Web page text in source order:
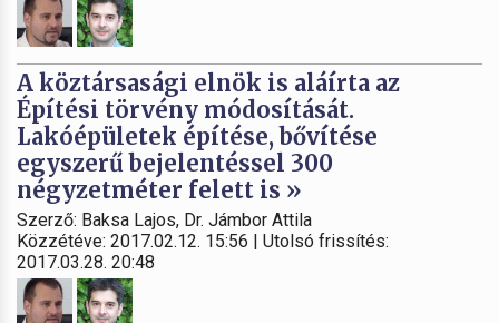
A köztársasági elnök is aláírta az
Építési törvény módosítását.
Lakóépületek építése, bővítése
egyszerű bejelentéssel 300
négyzetméter felett is »
Szerző: Baksa Lajos, Dr. Jámbor Attila
Közzétéve: 2017.02.12. 15:56 | Utolsó frissítés:
2017.03.28. 20:48